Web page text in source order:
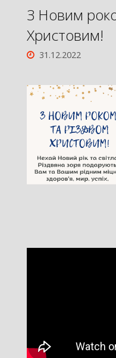
З Новим
Христовим!
31.12.2022